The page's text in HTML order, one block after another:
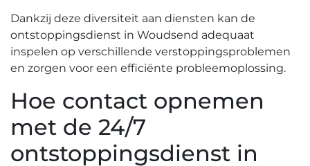
Dankzij deze diversiteit aan diensten kan de
ontstoppingsdienst in Woudsend adequaat
inspelen op verschillende verstoppingsproblemen
en zorgen voor een efficiënte probleemoplossing.
Hoe contact opnemen
met de 24/7
ontstoppingsdienst in